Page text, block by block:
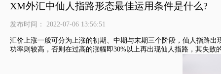
XM外汇中仙人指路形态最佳运用条件是什么?
发布时间： 2022-07-06 13:56:51
汇价上涨一般可分为上涨的初期、中期与末期三个阶段，仙人指路
功率则较高，否则在过高的涨幅即30%以上再出现仙人指路，其失败